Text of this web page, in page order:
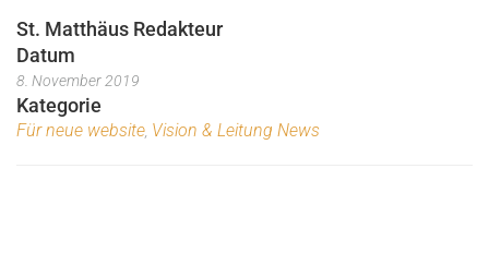
St. Matthäus Redakteur
Datum
8. November 2019
Kategorie
Für neue website Vision & Leitung News